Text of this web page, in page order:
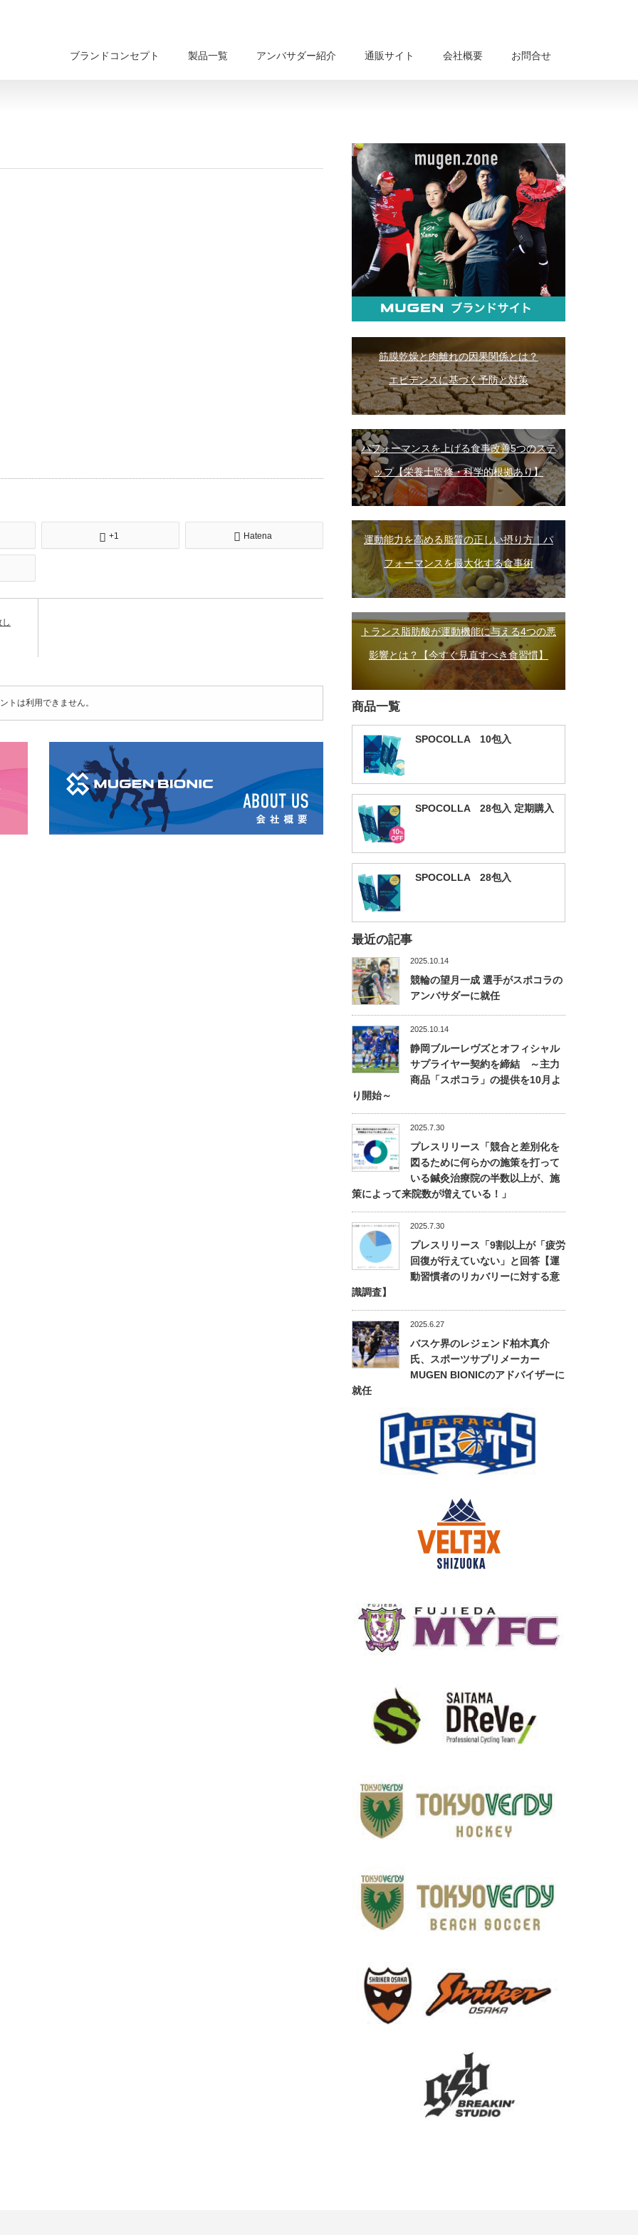
ブランドコンセプト 製品一覧 アンバサダー紹介 通販サイト 会社概要 お問合せ
+1 Hatena
トは利用できません。
筋膜乾燥と肉離れの因果関係とは？
エビデンスに基づく予防と対策
パフォーマンスを上げる食事改善5つのステ
ップ【栄養士監修・科学的根拠あり】
運動能力を高める脂質の正しい摂り方｜パ
フォーマンスを最大化する食事術
トランス脂肪酸が運動機能に与える4つの悪
影響とは？【今すぐ見直すべき食習慣】
商品一覧
SPOCOLLA 10包入
SPOCOLLA 28包入 定期購入
SPOCOLLA 28包入
最近の記事
2025.10.14
競輪の望月一成 選手がスポコラの
アンバサダーに就任
2025.10.14
静岡ブルーレヴズとオフィシャル
サプライヤー契約を締結 ～主力
商品「スポコラ」の提供を10月よ
り開始～
2025.7.30
プレスリリース「競合と差別化を
図るために何らかの施策を打って
いる鍼灸治療院の半数以上が、施
策によって来院数が増えている！」
2025.7.30
プレスリリース「9割以上が「疲労
回復が行えていない」と回答【運
動習慣者のリカバリーに対する意
識調査】
2025.6.27
バスケ界のレジェンド柏木真介
氏、スポーツサプリメーカー
MUGEN BIONICのアドバイザーに
就任